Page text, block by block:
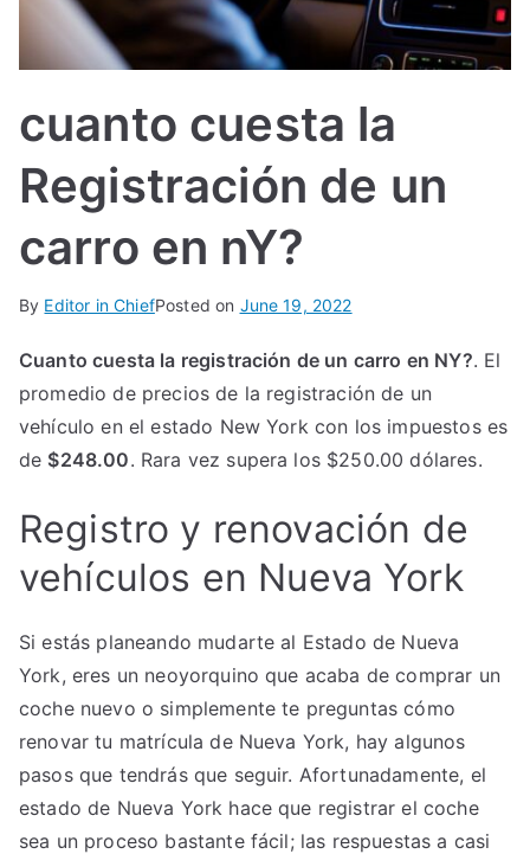
IN
L
cuanto cuesta la
Registración de un
carro en nY?
By Editor in ChiefPosted on June 19, 2022
Cuanto cuesta la registración de un carro en NY?. El
promedio de precios de la registración de un
vehículo en el estado New York con los impuestos es
de $248.00. Rara vez supera los $250.00 dólares.
Registro y renovación de
vehículos en Nueva York
Si estás planeando mudarte al Estado de Nueva
York, eres un neoyorquino que acaba de comprar un
coche nuevo o simplemente te preguntas cómo
renovar tu matrícula de Nueva York, hay algunos
pasos que tendrás que seguir. Afortunadamente, el
estado de Nueva York hace que registrar el coche
sea un proceso bastante fácil; las respuestas a casi